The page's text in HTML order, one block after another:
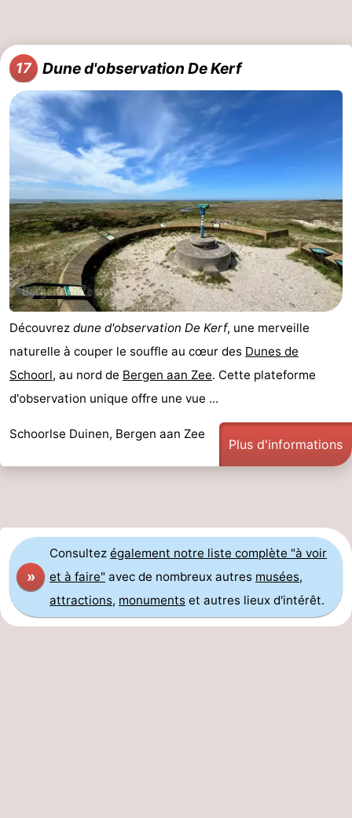
17 Dune d'observation De Kerf
Découvrez dune d'observation De Kerf, une merveille
naturelle à couper le souffle au cœur des Dunes de
Schoorl, au nord de Bergen aan Zee. Cette plateforme
d'observation unique offre une vue ...
Schoorlse Duinen, Bergen aan Zee
Plus d'informations
»
Consultez également notre liste complète "à voir
et à faire" avec de nombreux autres musées,
attractions, monuments et autres lieux d'intérêt.